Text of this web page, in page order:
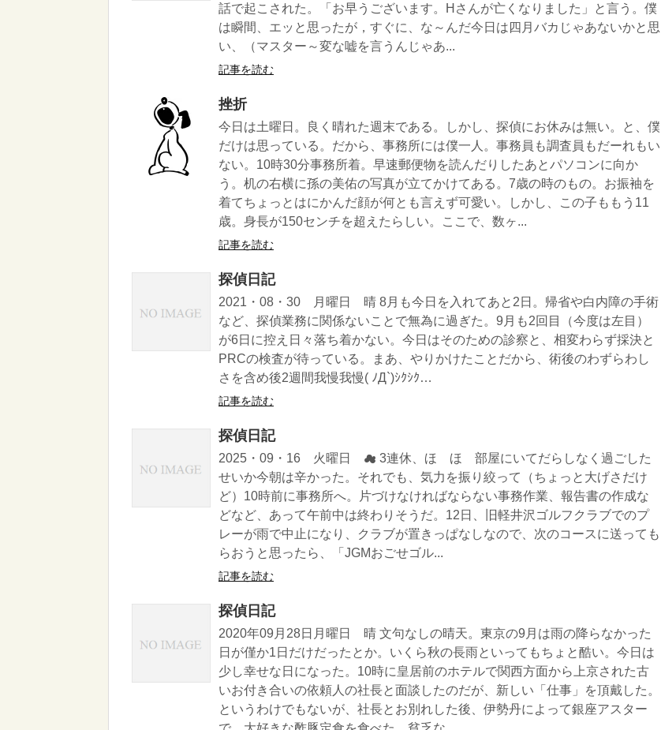
話で起こされた。「お早うございます。Hさんが亡くなりました」と言う。僕
は瞬間、エッと思ったが，すぐに、な～んだ今日は四月バカじゃあないかと思
い、（マスター～変な嘘を言うんじゃあ...
記事を読む
挫折
今日は土曜日。良く晴れた週末である。しかし、探偵にお休みは無い。と、僕
だけは思っている。だから、事務所には僕一人。事務員も調査員もだーれもい
ない。10時30分事務所着。早速郵便物を読んだりしたあとパソコンに向か
う。机の右横に孫の美佑の写真が立てかけてある。7歳の時のもの。お振袖を
着てちょっとはにかんだ顔が何とも言えず可愛い。しかし、この子ももう11
歳。身長が150センチを超えたらしい。ここで、数ヶ...
記事を読む
探偵日記
2021・08・30 月曜日 晴 8月も今日を入れてあと2日。帰省や白内障の手術
など、探偵業務に関係ないことで無為に過ぎた。9月も2回目（今度は左目）
が6日に控え日々落ち着かない。今日はそのための診察と、相変わらず採決と
PRCの検査が待っている。まあ、やりかけたことだから、術後のわずらわし
さを含め後2週間我慢我慢( ﾉД`)ｼｸｼｸ…
記事を読む
探偵日記
2025・09・16 火曜日 ☁ 3連休、ほゞほゞ部屋にいてだらしなく過ごした
せいか今朝は辛かった。それでも、気力を振り絞って（ちょっと大げさだけ
ど）10時前に事務所へ。片づけなければならない事務作業、報告書の作成な
どなど、あって午前中は終わりそうだ。12日、旧軽井沢ゴルフクラブでのプ
レーが雨で中止になり、クラブが置きっぱなしなので、次のコースに送っても
らおうと思ったら、「JGMおごせゴル...
記事を読む
探偵日記
2020年09月28日月曜日 晴 文句なしの晴天。東京の9月は雨の降らなかった
日が僅か1日だけだったとか。いくら秋の長雨といってもちょと酷い。今日は
少し幸せな日になった。10時に皇居前のホテルで関西方面から上京された古
いお付き合いの依頼人の社長と面談したのだが、新しい「仕事」を頂戴した。
というわけでもないが、社長とお別れした後、伊勢丹によって銀座アスター